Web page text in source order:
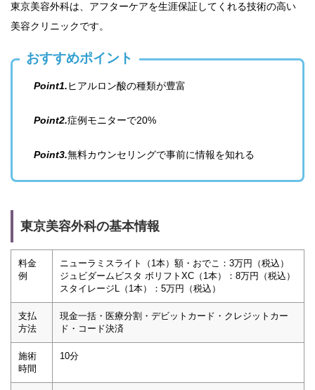
東京美容外科は、アフターケアを生涯保証してくれる技術の高い
美容クリニックです。
おすすめポイント
Point1.ヒアルロン酸の種類が豊富
Point2.症例モニターで20%
Point3.無料カウンセリングで事前に情報を知れる
東京美容外科の基本情報
料金
例
ニューラミスライト（1本）額・おでこ：3万円（税込）
ジュビダームビスタ ボリフトXC（1本）：8万円（税込）
スタイレージL（1本）：5万円（税込）
支払
方法
現金一括・医療分割・デビットカード・クレジットカー
ド・コード決済
施術
時間
10分